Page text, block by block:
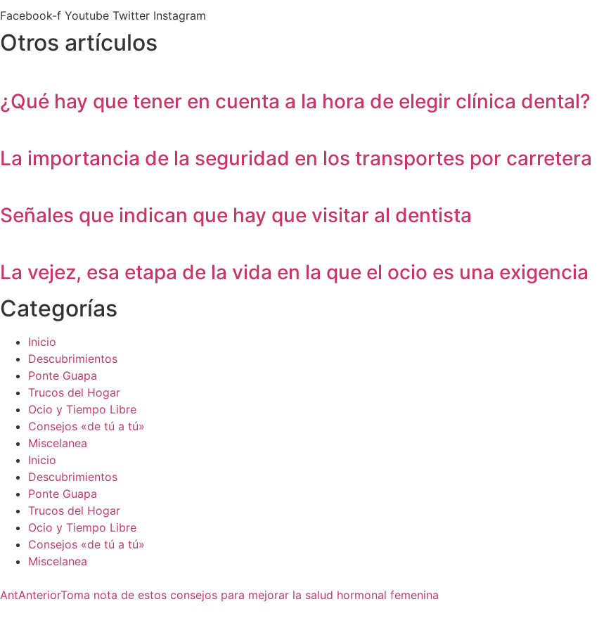
Facebook-f Youtube Twitter Instagram
Otros artículos
¿Qué hay que tener en cuenta a la hora de elegir clínica dental?
La importancia de la seguridad en los transportes por carretera
Señales que indican que hay que visitar al dentista
La vejez, esa etapa de la vida en la que el ocio es una exigencia
Categorías
Inicio
Descubrimientos
Ponte Guapa
Trucos del Hogar
Ocio y Tiempo Libre
Consejos «de tú a tú»
Miscelanea
Inicio
Descubrimientos
Ponte Guapa
Trucos del Hogar
Ocio y Tiempo Libre
Consejos «de tú a tú»
Miscelanea
AntAnteriorToma nota de estos consejos para mejorar la salud hormonal femenina